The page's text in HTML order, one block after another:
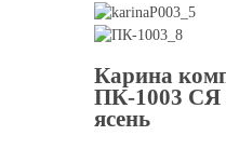
Карина
ПК-1003
ясень